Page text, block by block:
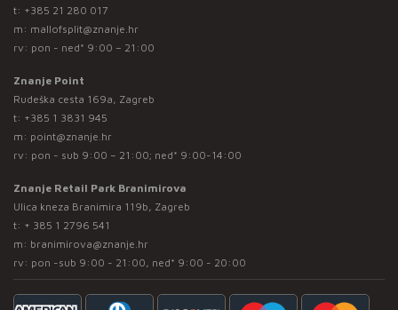
t: +385 21 280 017
m: mallofsplit@znanje.hr
rv: pon - ned* 9:00 – 21:00
Znanje Point
Rudeška cesta 169a, Zagreb
t: +385 1 3831 945
m: point@znanje.hr
rv: pon - sub 9:00 – 21:00; ned* 9:00-14:00
Znanje Retail Park Branimirova
Ulica kneza Branimira 119b, Zagreb
t: + 385 1 2796 541
m: branimirova@znanje.hr
rv: pon -sub 9:00 - 21:00, ned* 9:00 - 20:00